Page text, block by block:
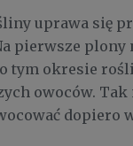
uprawa się
pierwsze plony
tym okresie
owoców. Tak
dopiero